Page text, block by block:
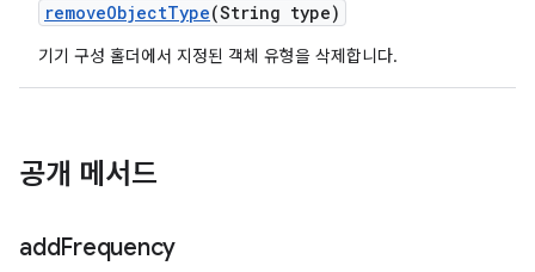
removeObjectType(String type)
기기 구성 홀더에서 지정된 객체 유형을 삭제합니다.
공개 메서드
addFrequency